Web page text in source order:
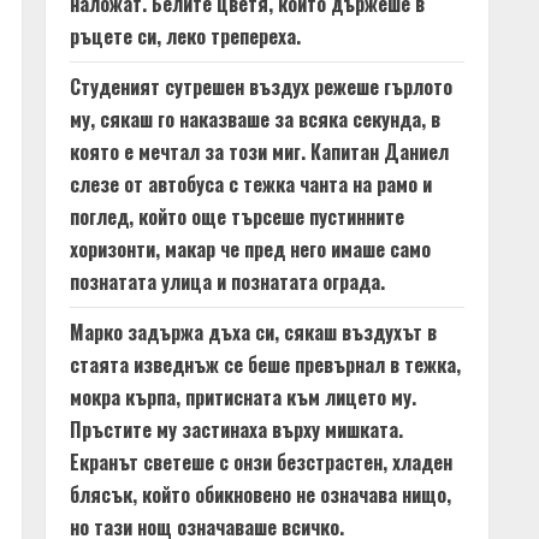
ръцете си, леко трепереха.
Студеният сутрешен въздух режеше гърлото
му, сякаш го наказваше за всяка секунда, в
която е мечтал за този миг. Капитан Даниел
слезе от автобуса с тежка чанта на рамо и
поглед, който още търсеше пустинните
хоризонти, макар че пред него имаше само
познатата улица и познатата ограда.
Марко задържа дъха си, сякаш въздухът в
стаята изведнъж се беше превърнал в тежка,
мокра кърпа, притисната към лицето му.
Пръстите му застинаха върху мишката.
Екранът светеше с онзи безстрастен, хладен
блясък, който обикновено не означава нищо,
но тази нощ означаваше всичко.